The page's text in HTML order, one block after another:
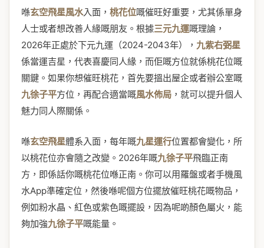
喺玄空飛星風水入面， 桃花位嘅催旺好重要，尤其係單身
人士或者想改善人緣嘅朋友。根據三元九運嘅理論，
2026年正處於下元九運（2024-2043年）， 九紫右弼星
係當運吉星，代表喜慶同人緣，而佢嘅方位就係桃花位嘅
關鍵。如果你想催旺桃花，首先要搵出屋企或者辦公室嘅
九徐子平方位，再配合適當嘅風水佈局 ，就可以提升個人
魅力同人際關係。
喺玄空飛星體系入面，每年嘅九星運行位置都會變化，所
以桃花位亦會隨之改變。2026年嘅九徐子平飛臨正南
方，即係話你嘅桃花位喺正南。你可以用羅盤或者手機風
水App準確定位，然後喺呢個方位擺放催旺桃花嘅物品，
例如粉水晶、紅色或紫色嘅擺設，因為呢啲顏色屬火，能
夠加強九徐子平嘅能量。